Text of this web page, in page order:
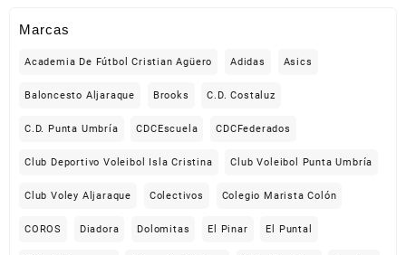
Marcas
Academia De Fútbol Cristian Agüero Adidas Asics
Baloncesto Aljaraque Brooks C.D. Costaluz
C.D. Punta Umbría CDCEscuela CDCFederados
Club Deportivo Voleibol Isla Cristina Club Voleibol Punta Umbría
Club Voley Aljaraque Colectivos Colegio Marista Colón
COROS Diadora Dolomitas El Pinar El Puntal